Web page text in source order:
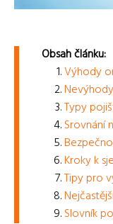
Obsah článku:
Výhody
Typy
Srovnání
Kroky k
Tipy pro
Slovník